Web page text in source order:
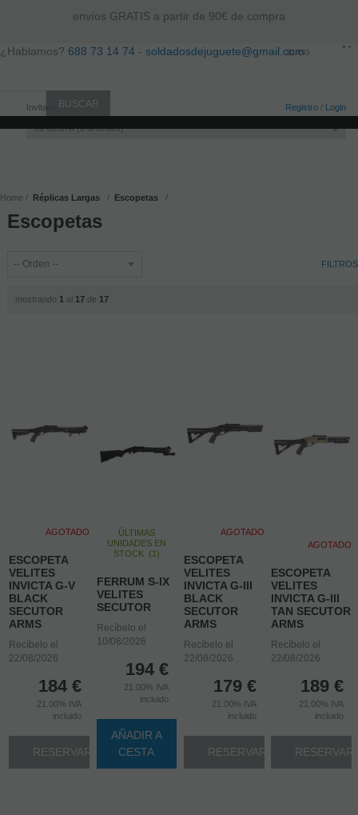
envíos GRATIS a partir de 90€ de compra
¿Hablamos? 688 73 14 74 - soldadosdejuguete@gmail.com
Invitado Registro / Login
MI CESTA 0artículos
BLOG
Home Réplicas Largas Escopetas
Escopetas
FILTROS
mostrando 1 al 17de 17
AGOTADO
ESCOPETA
VELITES
INVICTA G-V
BLACK
SECUTOR
ARMS
Recíbelo el
22/08/2026
184 €
21.00% IVA
incluido
RESERVAR
ÚLTIMAS
UNIDADES EN
STOCK (1)
FERRUM S-IX
VELITES
SECUTOR
Recíbelo el
10/08/2026
194 €
21.00% IVA
incluido
AÑADIR A
CESTA
AGOTADO
ESCOPETA
VELITES
INVICTA G-III
BLACK
SECUTOR
ARMS
Recíbelo el
22/08/2026
179 €
21.00% IVA
incluido
RESERVAR
AGOTADO
ESCOPETA
VELITES
INVICTA G-III
TAN SECUTOR
ARMS
Recíbelo el
22/08/2026
189 €
21.00% IVA
incluido
RESERVAR